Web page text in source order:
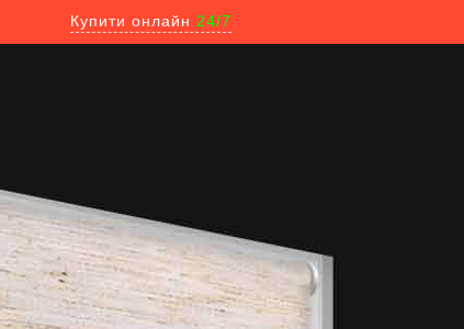
Купити онлайн 24/7